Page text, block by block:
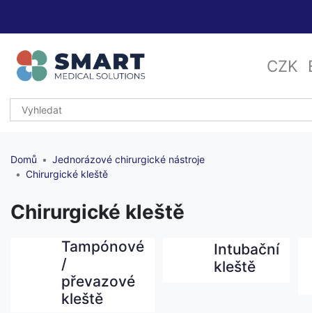
CZK
Domů
Jednorázové chirurgické nástroje
Chirurgické kleště
Chirurgické kleště
Tampónové
/
převazové
kleště
Intubační
kleště